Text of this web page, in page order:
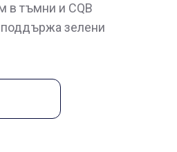
в тъмни и CQB
поддържа зелени